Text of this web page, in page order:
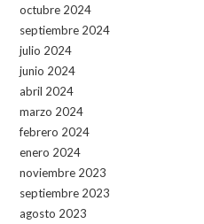
octubre 2024
septiembre 2024
julio 2024
junio 2024
abril 2024
marzo 2024
febrero 2024
enero 2024
noviembre 2023
septiembre 2023
agosto 2023